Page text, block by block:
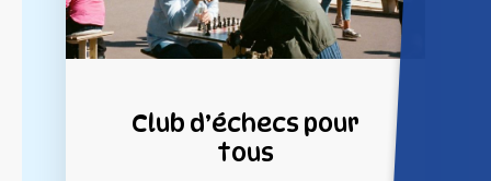
Club d’échecs pour
tous